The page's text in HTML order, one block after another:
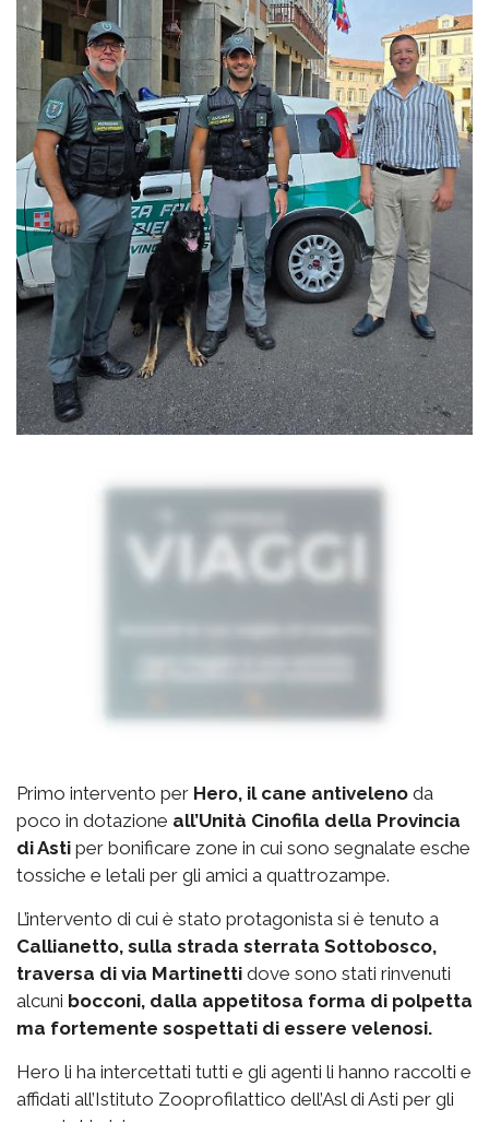
Primo intervento per Hero, il cane antiveleno da
poco in dotazione all’Unità Cinofila della Provincia
di Asti per bonificare zone in cui sono segnalate esche
tossiche e letali per gli amici a quattrozampe.
L’intervento di cui è stato protagonista si è tenuto a
Callianetto, sulla strada sterrata Sottobosco,
traversa di via Martinetti dove sono stati rinvenuti
alcuni bocconi, dalla appetitosa forma di polpetta
ma fortemente sospettati di essere velenosi.
Hero li ha intercettati tutti e gli agenti li hanno raccolti e
affidati all’Istituto Zooprofilattico dell’Asl di Asti per gli